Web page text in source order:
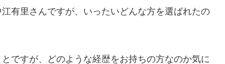
有里さんですが、いったいどんな方を選ばれたの
ですが、どのような経歴をお持ちの方なのか気に